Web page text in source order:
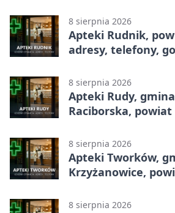
8 sierpnia 2026
Apteki Rudnik,
adresy, telefony,
8 sierpnia 2026
Apteki Rudy,
Raciborska,
8 sierpnia 2026
Apteki Tworków,
Krzyżanowice,
8 sierpnia 2026